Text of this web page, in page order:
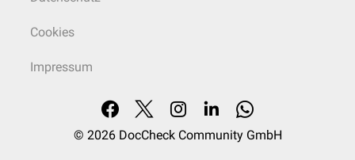
Cookies
Impressum
© 2026 DocCheck Community GmbH